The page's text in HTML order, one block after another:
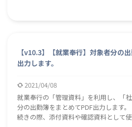
【v10.3】【就業奉行】対象者分の
出力します。
2021/04/08
就業奉行の「管理資料」を利用し、「
分の出勤簿をまとめてPDF出力します。 社会保険や労働保険の手
続きの際、添付資料や確認資料として